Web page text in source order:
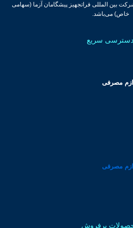
بین المللی فراتجهیز پیشگامان آزما (سهامی
خاص) می‌باشد.
دسترسی سریع
مصرفی
مصرفی
پرفروش